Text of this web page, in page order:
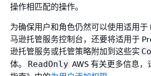
操作相匹配的操作。
为确保用户和角色仍然可以使用适用
马逊托管服务控制台，还要将适用于
逊托管服务或托管策略附加到这些实
体。 ReadOnly AWS 有关更多信息，